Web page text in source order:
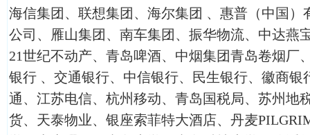
海信集团、联想集团、海尔集团 、惠普（中国）
公司、雁山集团、南车集团、振华物流、中达燕
21世纪不动产、青岛啤酒、中烟集团青岛卷烟厂
银行 、交通银行、中信银行、民生银行、徽商银
通、江苏电信、杭州移动、青岛国税局、苏州地
货、天泰物业、银座索菲特大酒店、丹麦